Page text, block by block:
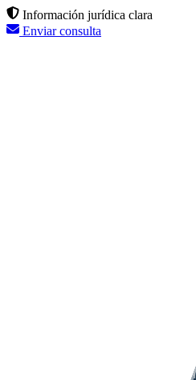
Información jurídica clara
Enviar consulta